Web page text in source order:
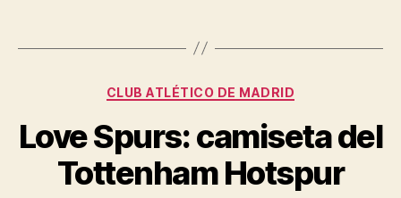
Categorías
CLUB ATLÉTICO DE MADRID
Love Spurs: camiseta del
Tottenham Hotspur